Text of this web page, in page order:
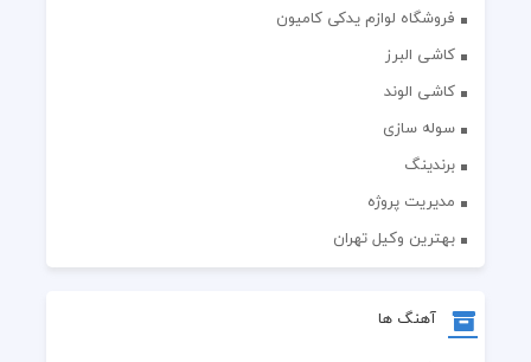
فروشگاه لوازم یدکی کامیون
کاشی البرز
کاشی الوند
سوله سازی
برندینگ
مدیریت پروژه
بهترین وکیل تهران
آهنگ ها